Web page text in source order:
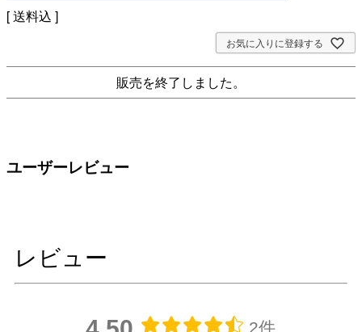
送料込
お気に入りに登録する
販売を終了しました。
ユーザーレビュー
レビュー
2件